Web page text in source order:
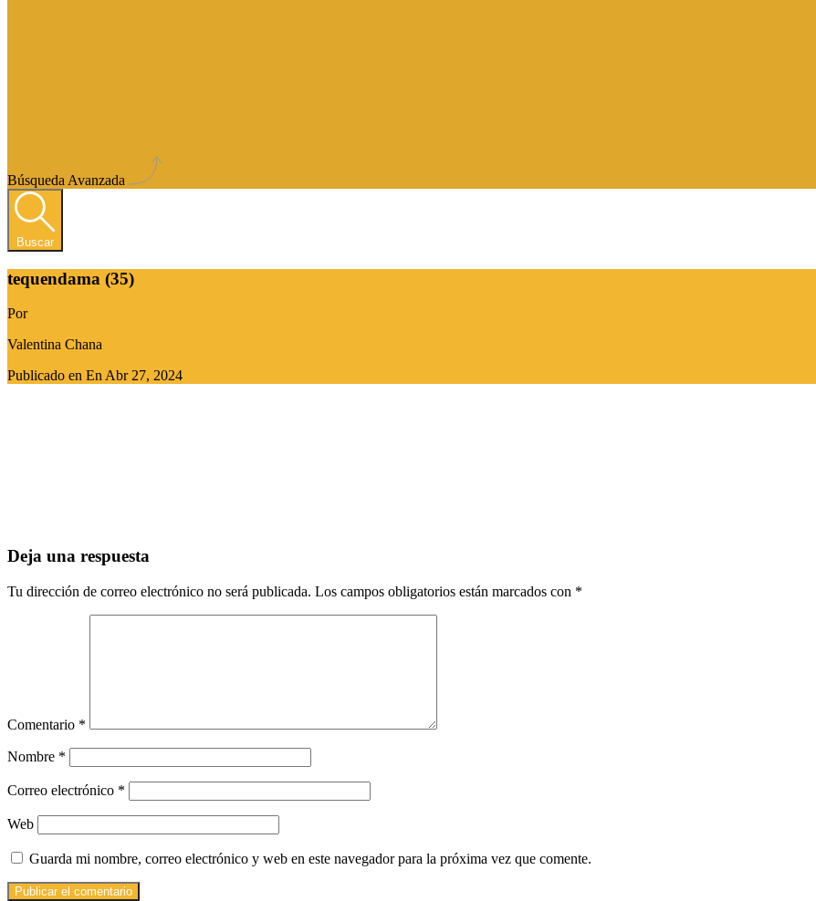
Búsqueda Avanzada
Buscar
tequendama (35)
Por
Valentina Chana
Publicado en En Abr 27, 2024
Deja una respuesta
Tu dirección de correo electrónico no será publicada. Los campos obligatorios están marcados con *
Comentario *
Nombre *
Correo electrónico *
Web
Guarda mi nombre, correo electrónico y web en este navegador para la próxima vez que comente.